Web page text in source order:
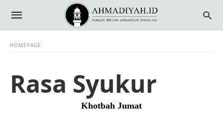
HOMEPAGE
Rasa Syukur
Khotbah Jumat